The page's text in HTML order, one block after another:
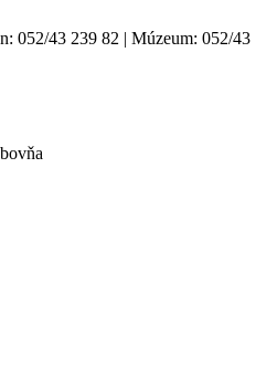
052/43 239 82 | Múzeum: 052/43